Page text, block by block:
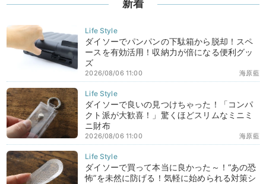
新着
ダイソーでパンパンの下駄箱から脱却！スペ
ースを有効活用！収納力が倍になる便利グッ
ズ
海原藍
2026/08/06 11:00
ダイソーで良いの見つけちゃった！「コンパ
クト派が大歓喜！」驚くほどスリムなミニミ
ニ財布
海原藍
2026/08/06 11:00
ダイソーで買って本当に良かった～！“あの恐
怖”を未然に防げる！気軽に始められる対策シ